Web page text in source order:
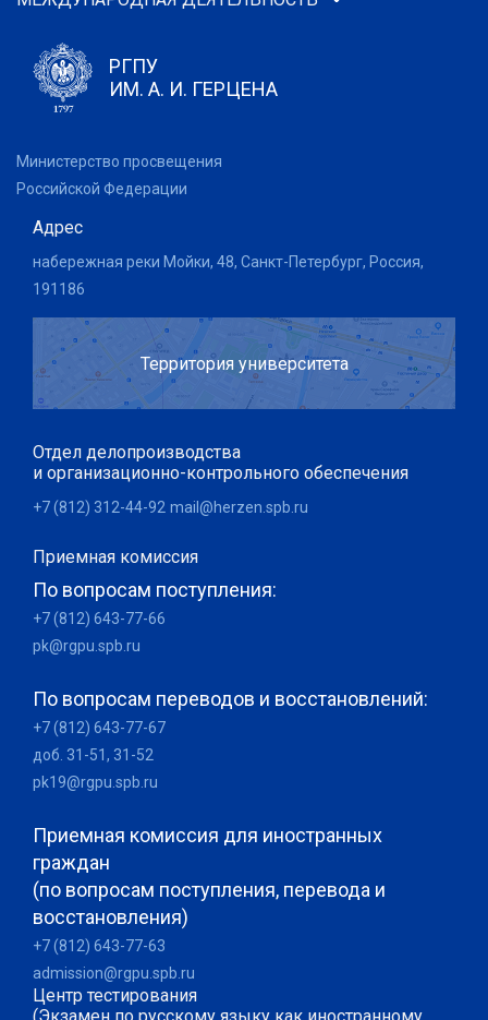
РГПУ
ИМ. А. И. ГЕРЦЕНА
Министерство просвещения
Российской Федерации
Адрес
набережная реки Мойки, 48, Санкт-Петербург, Россия,
191186
Территория университета
Отдел делопроизводства
и организационно-контрольного обеспечения
+7 (812) 312-44-92 mail@herzen.spb.ru
Приемная комиссия
По вопросам поступления:
+7 (812) 643-77-66
pk@rgpu.spb.ru
По вопросам переводов и восстановлений:
+7 (812) 643-77-67
доб. 31-51, 31-52
pk19@rgpu.spb.ru
Приемная комиссия для иностранных
граждан
(по вопросам поступления, перевода и
восстановления)
+7 (812) 643-77-63
admission@rgpu.spb.ru
Центр тестирования